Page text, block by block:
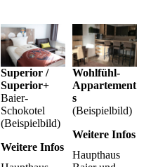
Superior /
Superior+
Baier-
Schokotel
(Beispielbild)
Weitere Infos
Wohlfühl-
Appartement
s
(Beispielbild)
Weitere Infos
Haupthaus